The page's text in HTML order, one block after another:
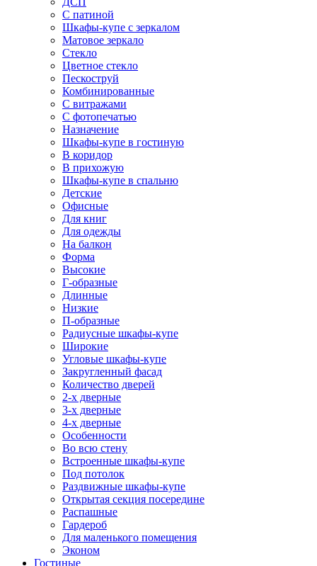
С патиной
Шкафы-купе с зеркалом
Матовое зеркало
Стекло
Цветное стекло
Пескоструй
Комбинированные
С витражами
С фотопечатью
Назначение
Шкафы-купе в гостиную
В коридор
В прихожую
Шкафы-купе в спальню
Детские
Офисные
Для книг
Для одежды
На балкон
Форма
Высокие
Г-образные
Длинные
Низкие
П-образные
Радиусные шкафы-купе
Широкие
Угловые шкафы-купе
Закругленный фасад
Количество дверей
2-х дверные
3-х дверные
4-х дверные
Особенности
Во всю стену
Встроенные шкафы-купе
Под потолок
Раздвижные шкафы-купе
Открытая секция посередине
Распашные
Гардероб
Для маленького помещения
Эконом
Гостиные